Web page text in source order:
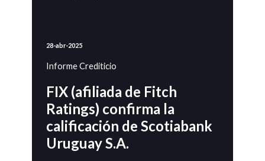
28-abr-2025
Informe Crediticio
FIX (afiliada de Fitch
Ratings) confirma la
calificación de Scotiabank
Uruguay S.A.